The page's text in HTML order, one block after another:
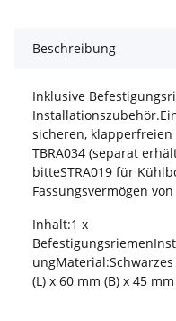
Beschreibung
Inklusive
sicheren,
TBRA034 (separat
bitteSTRA019 für
Fassungsvermögen
Inhalt:1 x
(L) x 60 mm (B) x 45